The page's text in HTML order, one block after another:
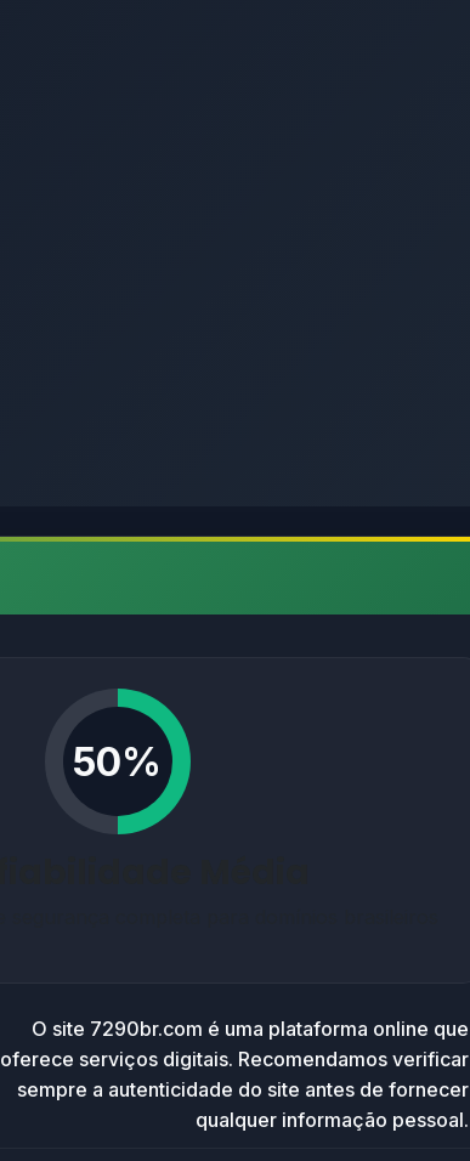
50%
O site 7290br.com é uma plataforma online que
oferece serviços digitais. Recomendamos verificar
sempre a autenticidade do site antes de fornecer
qualquer informação pessoal.